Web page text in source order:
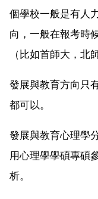
個學校一般是有人
向，一般在報考時
（比如首師大，北
發展與教育方向只
都可以。
發展與教育心理學
用心理學學碩專碩
析。